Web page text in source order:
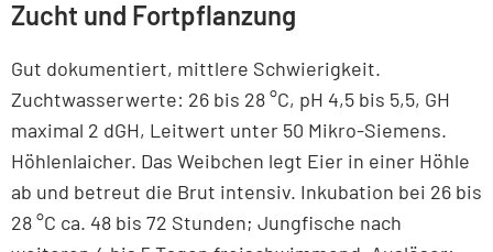
Zucht und Fortpflanzung
Gut dokumentiert, mittlere Schwierigkeit.
Zuchtwasserwerte: 26 bis 28 °C, pH 4,5 bis 5,5, GH
maximal 2 dGH, Leitwert unter 50 Mikro-Siemens.
Höhlenlaicher. Das Weibchen legt Eier in einer Höhle
ab und betreut die Brut intensiv. Inkubation bei 26 bis
28 °C ca. 48 bis 72 Stunden; Jungfische nach